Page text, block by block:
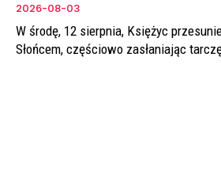
2026-08-03
W środę, 12 sierpnia, Księżyc
Słońcem, częściowo zasłaniając